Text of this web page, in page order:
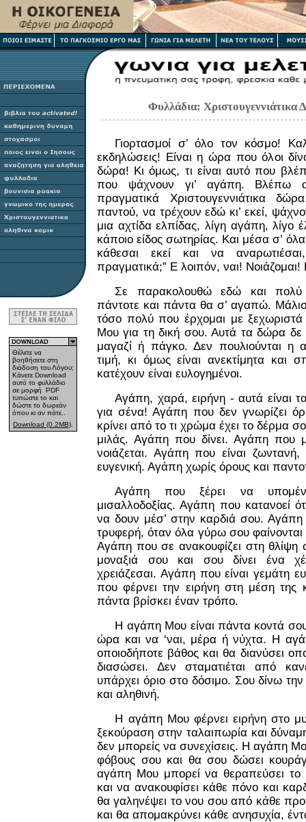
Θέλετε να
βοηθήσετε στη
διάδοση του Λόγου;
Κάνετε Download
αυτό το φυλλάδιο
σε μορφή PDF
τυπώστε το και
δώστε το δωρεάν
όπου κι αν πάτε..
Download (0.2MB)
Φυλλάδια: Χριστουγεννιάτικα
Γιορτασμοί σ’ όλο τον κόσμο!
εκδηλώσεις! Είναι η ώρα που όλοι
δώρα! Κι όμως, τι είναι αυτό που
που ψάχνουν γι’ αγάπη. Βλέπω
πραγματικά Χριστουγεννιάτικα
παντού, να τρέχουν εδώ κι’ εκεί,
μια αχτίδα ελπίδας, λίγη αγάπη, λίγο
κάποιο είδος σωτηρίας. Και μέσα σ’
κάθεσαι εκεί και να
πραγματικά;” Ε λοιπόν, ναι!
Σε παρακολουθώ εδώ και πολύ
πάντοτε και πάντα θα σ’ αγαπώ.
τόσο πολύ που έρχομαι με
Μου για τη δική σου. Αυτά τα δώρα δε
μαγαζί ή πάγκο. Δεν πουλιούνται η
τιμή, κι όμως είναι ανεκτίμητα και
κατέχουν είναι ευλογημένοι.
Αγάπη, χαρά, ειρήνη - αυτά είναι
για σένα! Αγάπη που δεν γνωρίζει
κρίνει από το τι χρώμα έχει το δέρμα
μιλάς. Αγάπη που δίνει. Αγάπη που
νοιάζεται. Αγάπη που είναι
ευγενική. Αγάπη χωρίς όρους και
Αγάπη που ξέρει να
μισαλλοδοξίας. Αγάπη που κατανοεί
να δουν μέσ’ στην καρδιά σου. Αγάπη
τρυφερή, όταν όλα γύρω σου
Αγάπη που σε ανακουφίζει στη θλίψη
μοναξιά σου και σου δίνει ένα
χρειάζεσαι. Αγάπη που είναι γεμάτη
που φέρνει την ειρήνη στη μέση της
πάντα βρίσκει έναν τρόπο.
Η αγάπη Μου είναι πάντα κοντά
ώρα και να ‘ναι, μέρα ή νύχτα. Η
οποιοδήποτε βάθος και θα διανύσει
διασώσει. Δεν σταματιέται από
υπάρχει όριο στο δόσιμο. Σου δίνω
και αληθινή.
Η αγάπη Μου φέρνει ειρήνη στο
ξεκούραση στην ταλαιπωρία και
δεν μπορείς να συνεχίσεις. Η αγάπη
φόβους σου και θα σου δώσει
αγάπη Μου μπορεί να θεραπεύσει
και να ανακουφίσει κάθε πόνο και
θα γαληνέψει το νου σου από κάθε
και θα απομακρύνει κάθε ανησυχία,